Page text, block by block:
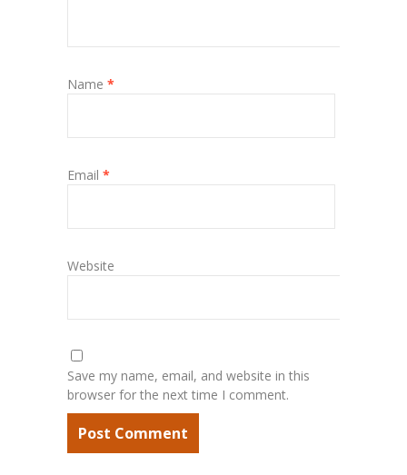
Name *
Email *
Website
Save my name, email, and website in this
browser for the next time I comment.